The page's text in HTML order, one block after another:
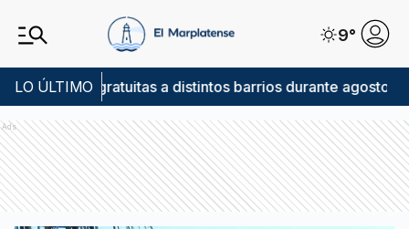
9°
LO ÚLTIMO
a distintos barrios durante agosto• El Rincón
Ads